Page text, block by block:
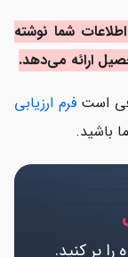
شما نوشته
ارائه می‌دهد.
استفرم ارزیابی
باشید.
پر کنید.